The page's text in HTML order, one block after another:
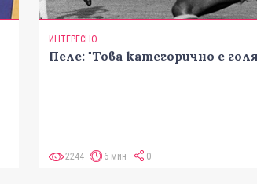
ИНТЕРЕСНО
Пеле: "Това категорично е
2244 6 мин 0